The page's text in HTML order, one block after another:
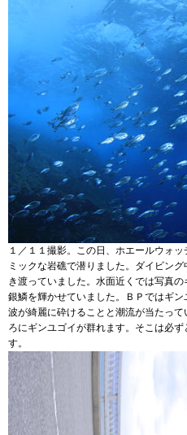
１／１１撮影。この日、ホエールウォ
ミックな岩礁で潜りました。ダイビン
き渡っていました。水面近くでは写真
銀鱗を輝かせていました。ＢＰではギン
波が綺麗に砕けることと潮流が当たっ
ろにギンユゴイが群れます。そこは必
す。